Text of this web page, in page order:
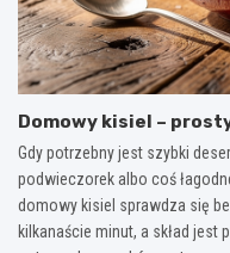
Domowy kisiel –
Gdy potrzebny jest szybki
podwieczorek albo coś
domowy kisiel sprawdza się
kilkanaście minut, a skład jest